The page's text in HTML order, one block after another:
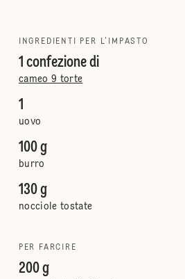
INGREDIENTI PER L’IMPASTO
1 confezione di
cameo 9 torte
1
uovo
100 g
burro
130 g
nocciole tostate
PER FARCIRE
200 g